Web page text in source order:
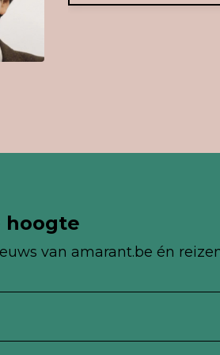
hoogte
van amarant.be én